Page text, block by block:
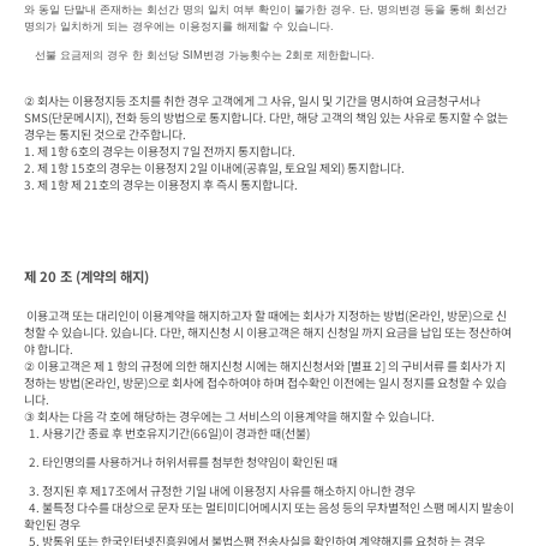
와 동일 단말내 존재하는 회선간 명의 일치 여부 확인이 불가한 경우. 단, 명의변경 등을 통해 회선간
명의가 일치하게 되는 경우에는 이용정지를 해제할 수 있습니다.
   선불 요금제의 경우 한 회선당 SIM변경 가능횟수는 2회로 제한합니다.
② 회사는 이용정지등 조치를 취한 경우 고객에게 그 사유, 일시 및 기간을 명시하여 요금청구서나
SMS(단문메시지), 전화 등의 방법으로 통지합니다. 다만, 해당 고객의 책임 있는 사유로 통지할 수 없는
경우는 통지된 것으로 간주합니다.
1. 제 1항 6호의 경우는 이용정지 7일 전까지 통지합니다.
2. 제 1항 15호의 경우는 이용정지 2일 이내에(공휴일, 토요일 제외) 통지합니다.
3. 제 1항 제 21호의 경우는 이용정지 후 즉시 통지합니다.
제 20 조 (계약의 해지)
청할 수 있습니다. 있습니다. 다만, 해지신청 시 이용고객은 해지 신청일 까지 요금을 납입 또는 정산하여
야 합니다.
② 이용고객은 제 1 항의 규정에 의한 해지신청 시에는 해지신청서와 [별표 2] 의 구비서류 를 회사가 지
정하는 방법(온라인, 방문)으로 회사에 접수하여야 하며 접수확인 이전에는 일시 정지를 요청할 수 있습
니다.
③ 회사는 다음 각 호에 해당하는 경우에는 그 서비스의 이용계약을 해지할 수 있습니다.
  1. 사용기간 종료 후 번호유지기간(66일)이 경과한 때(선불)
  2. 타인명의를 사용하거나 허위서류를 첨부한 청약임이 확인된 때
확인된 경우